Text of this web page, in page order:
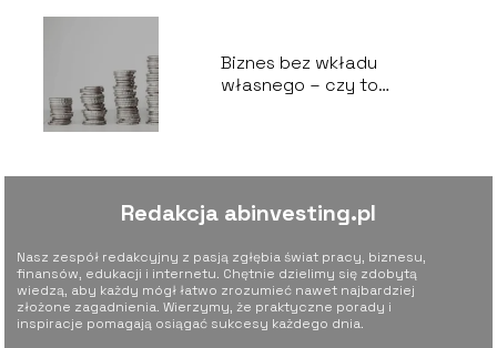
Biznes bez wkładu
własnego – czy to
Redakcja abinvesting.pl
Nasz zespół redakcyjny z pasją zgłębia świat pracy, biznesu,
finansów, edukacji i internetu. Chętnie dzielimy się zdobytą
wiedzą, aby każdy mógł łatwo zrozumieć nawet najbardziej
złożone zagadnienia. Wierzymy, że praktyczne porady i
inspiracje pomagają osiągać sukcesy każdego dnia.